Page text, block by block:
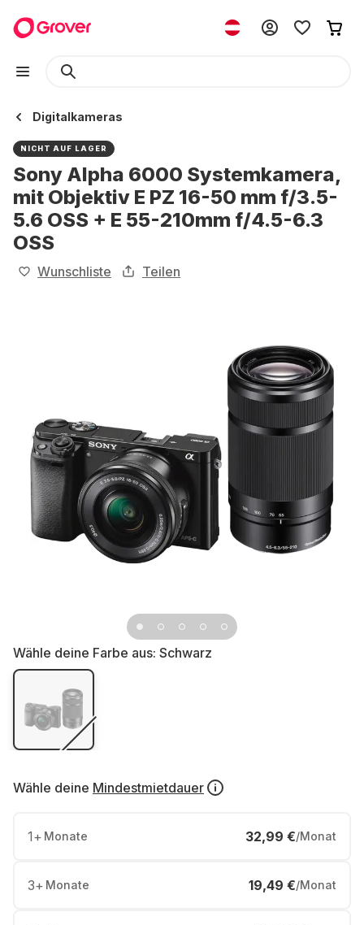
Digitalkameras
NICHT AUF LAGER
Sony Alpha 6000 Systemkamera,
mit Objektiv E PZ 16-50 mm f/3.5-
5.6 OSS + E 55-210mm f/4.5-6.3
OSS
Wunschliste Teilen
Wähle deine Farbe aus: Schwarz
Wähle deine Mindestmietdauer
1+ Monate 32,99 €/Monat
3+ Monate 19,49 €/Monat